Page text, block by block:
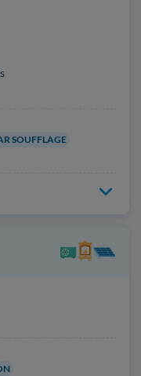
SOUFFLAGE